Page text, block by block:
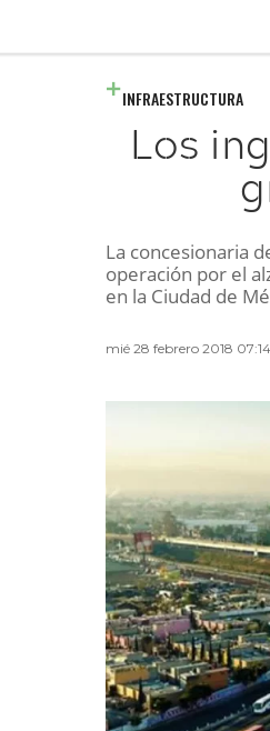
INFRAESTRUCTURA
Los
La concesionaria
operación por el
en la Ciudad de
mié 28 febrero 2018